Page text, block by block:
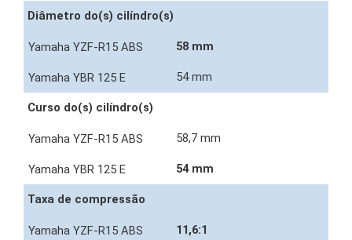
Diâmetro do(s) cilíndro(s)
58 mm
54 mm
Curso do(s) cilíndro(s)
58,7 mm
54 mm
Taxa de compressão
11,6:1